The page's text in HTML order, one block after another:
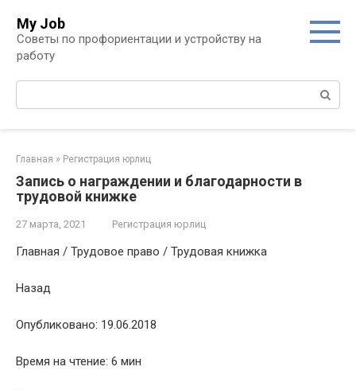
контенту
My Job
Советы по профориентации и устройству на
работу
Главная » Регистрация юрлиц
Запись о награждении и благодарности в
трудовой книжке
27 марта, 2021 Регистрация юрлиц
Главная / Трудовое право / Трудовая книжка
Назад
Опубликовано: 19.06.2018
Время на чтение: 6 мин